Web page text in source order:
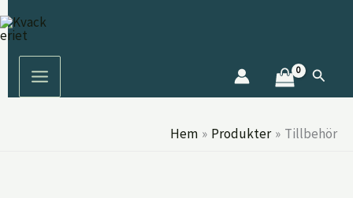
till
innehåll
Sök
Hem Produkter Tillbehör